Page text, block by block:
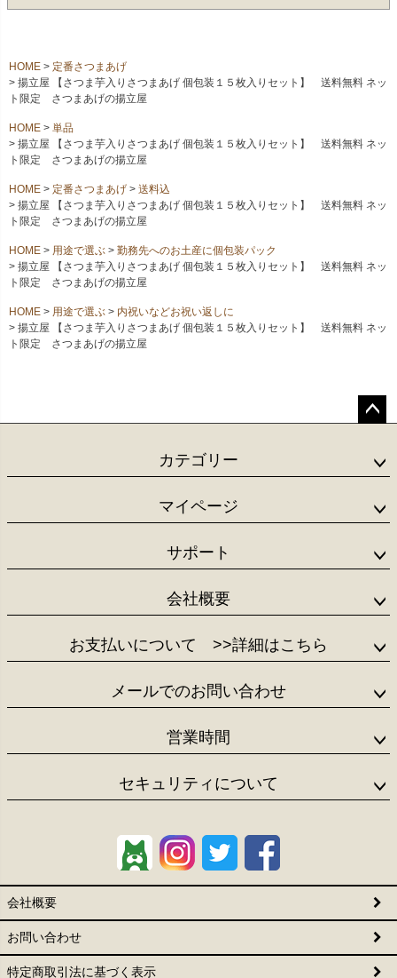
HOME
定番さつまあげ
揚立屋 【さつま芋入りさつまあげ 個包装１５枚入りセット】 送料無料 ネッ
ト限定 さつまあげの揚立屋
HOME
単品
揚立屋 【さつま芋入りさつまあげ 個包装１５枚入りセット】 送料無料 ネッ
ト限定 さつまあげの揚立屋
HOME 定番さつまあげ
送料込
揚立屋 【さつま芋入りさつまあげ 個包装１５枚入りセット】 送料無料 ネッ
ト限定 さつまあげの揚立屋
HOME 用途で選ぶ
勤務先へのお土産に個包装パック
揚立屋 【さつま芋入りさつまあげ 個包装１５枚入りセット】 送料無料 ネッ
ト限定 さつまあげの揚立屋
HOME 用途で選ぶ
内祝いなどお祝い返しに
揚立屋 【さつま芋入りさつまあげ 個包装１５枚入りセット】 送料無料 ネッ
ト限定 さつまあげの揚立屋
ップ
カテゴリー
マイページ
サポート
会社概要
お支払いについて >>詳細はこちら
メールでのお問い合わせ
営業時間
セキュリティについて
会社概要
お問い合わせ
特定商取引法に基づく表示